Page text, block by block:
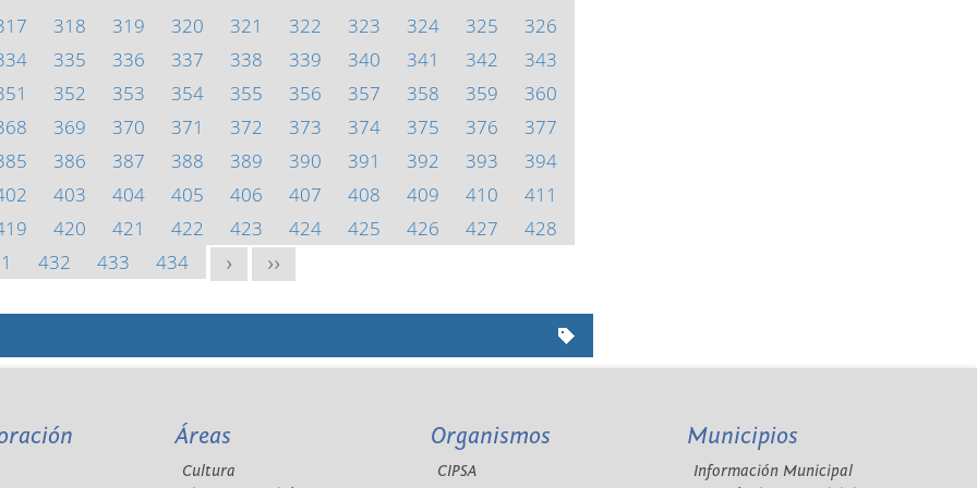
318 319 320 321 322 323 324 325
326
335 336 337 338 339 340 341 342
343
352 353 354 355 356 357 358 359
360
369 370 371 372 373 374 375 376
377
386 387 388 389 390 391 392 393
394
403 404 405 406 407 408 409 410
411
420 421 422 423 424 425 426 427
428
432 433 434 > >>
Áreas
Cultura
Organismos
CIPSA
Municipios
Información Municipal